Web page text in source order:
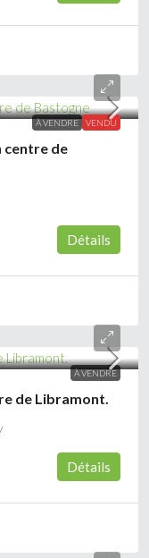
À VENDRE VENDU
centre de
Détails
À VENDRE
de Libramont.
Détails